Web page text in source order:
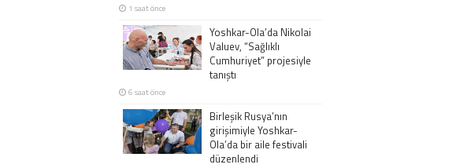
1 saat önce
Yoshkar-Ola’da Nikolai
Valuev, “Sağlıklı
Cumhuriyet” projesiyle
tanıştı
6 saat önce
Birleşik Rusya’nın
girişimiyle Yoshkar-
Ola’da bir aile festivali
düzenlendi